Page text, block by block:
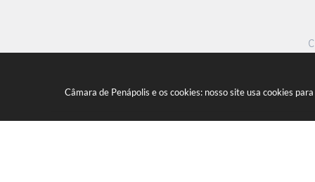
Câmara de Penápolis e os cookies: nosso site usa cookies